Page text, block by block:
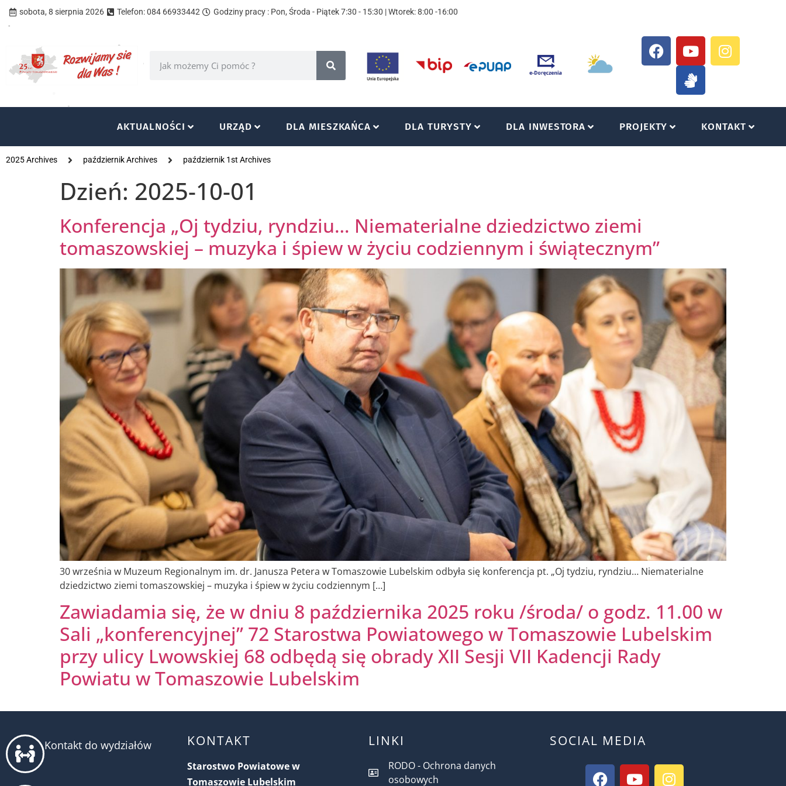
sobota, 8 sierpnia 2026 Telefon: 084 66933442 Godziny pracy : Pon, Środa - Piątek 7:30 - 15:30 | Wtorek: 8:00 -16:00
AKTUALNOŚCI URZĄD DLA MIESZKAŃCA DLA TURYSTY DLA INWESTORA PROJEKTY KONTAKT
2025 Archives październik Archives październik 1st Archives
Dzień: 2025-10-01
Konferencja „Oj tydziu, ryndziu… Niematerialne dziedzictwo ziemi
tomaszowskiej – muzyka i śpiew w życiu codziennym i świątecznym”
30 września w Muzeum Regionalnym im. dr. Janusza Petera w Tomaszowie Lubelskim odbyła się konferencja pt. „Oj tydziu, ryndziu… Niematerialne
dziedzictwo ziemi tomaszowskiej – muzyka i śpiew w życiu codziennym […]
Zawiadamia się, że w dniu 8 października 2025 roku /środa/ o godz. 11.00 w
Sali „konferencyjnej” 72 Starostwa Powiatowego w Tomaszowie Lubelskim
przy ulicy Lwowskiej 68 odbędą się obrady XII Sesji VII Kadencji Rady
Powiatu w Tomaszowie Lubelskim
Kontakt do wydziałów KONTAKT
Starostwo Powiatowe w
Tomaszowie Lubelskim
LINKI
RODO - Ochrona danych
osobowych
SOCIAL MEDIA